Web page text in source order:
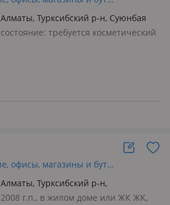
Алматы, Турксибский р-н, Суюнбая
263/1
состояние: требуется косметический
Свободное назначение, офисы, магазины и бутики, склады, общепит, салоны красоты, медцентры и аптеки, образование, развлечения · 170 м²
Алматы, Турксибский р-н,
Чернышевского 17а
2008 г.п., в жилом доме или ЖК ЖК,